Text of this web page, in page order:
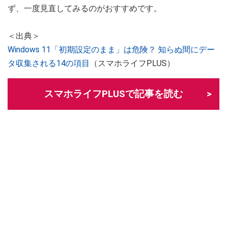
ず、一度見直してみるのがおすすめです。
＜出典＞
Windows 11「初期設定のまま」は危険？ 知らぬ間にデー
タ収集される14の項目
（スマホライフPLUS）
スマホライフPLUSで記事を読む